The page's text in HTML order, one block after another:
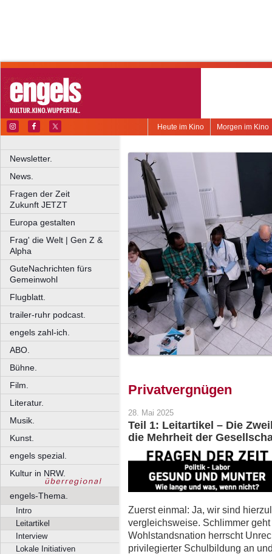
Morgen im Kino
Heute im Kino
Newsletter.
News.
Fragen der Zeit
Zukunft JETZT
Europa gestalten
Frag' die Welt | Gen Z &
Alpha
GuteNachrichten fürs
Gemeinwohl
Flugblatt.
trailer-ruhr podcast.
engels zahl-ich.
ABO.
Bühne.
Film.
Literatur.
Musik.
Kunst.
engels spezial.
Kultur in NRW.
engels-Thema.
Intro
Leitartikel
Interview
Lokale Initiativen
Privatvergnügen
28. Mai 2025
Teil 1: Leitartikel – Die
die Mehrheit der
Zuerst einmal: Ja, wir sind
vergleichsweise. Schlimmer
Wohlstandsnation herrscht
privilegierter Schulbildung an